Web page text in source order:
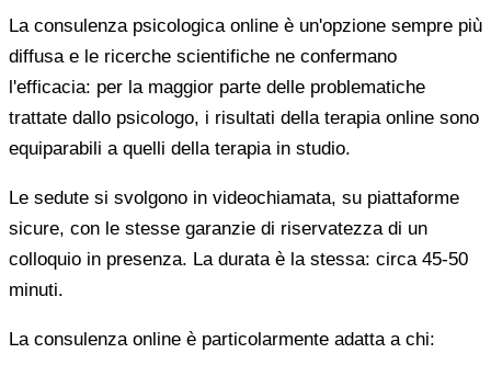
La consulenza psicologica online è un'opzione sempre più
diffusa e le ricerche scientifiche ne confermano
l'efficacia: per la maggior parte delle problematiche
trattate dallo psicologo, i risultati della terapia online sono
equiparabili a quelli della terapia in studio.
Le sedute si svolgono in videochiamata, su piattaforme
sicure, con le stesse garanzie di riservatezza di un
colloquio in presenza. La durata è la stessa: circa 45-50
minuti.
La consulenza online è particolarmente adatta a chi: